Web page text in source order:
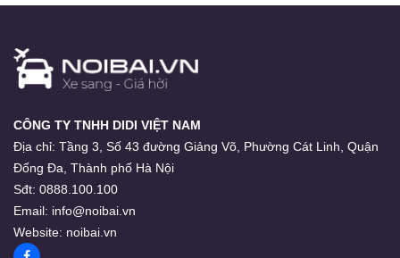
CÔNG TY TNHH DIDI VIỆT NAM
Địa chỉ: Tầng 3, Số 43 đường Giảng Võ, Phường Cát Linh, Quận
Đống Đa, Thành phố Hà Nội
Sđt: 0888.100.100
Email: info@noibai.vn
Website: noibai.vn